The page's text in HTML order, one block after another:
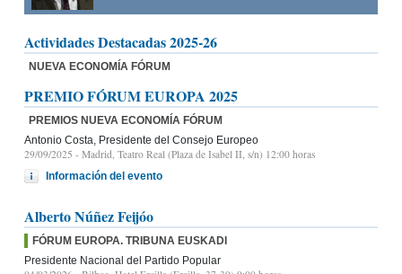
Actividades Destacadas 2025-26
NUEVA ECONOMÍA FÓRUM
PREMIO FÓRUM EUROPA 2025
PREMIOS NUEVA ECONOMÍA FÓRUM
Antonio Costa, Presidente del Consejo Europeo
29/09/2025 - Madrid, Teatro Real (Plaza de Isabel II, s/n) 12:00 horas
Información del evento
Alberto Núñez Feijóo
FÓRUM EUROPA. TRIBUNA EUSKADI
Presidente Nacional del Partido Popular